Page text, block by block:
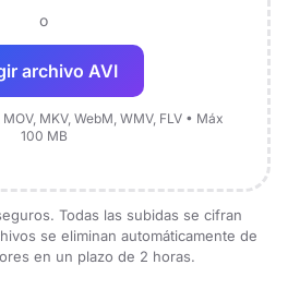
o
archivo AVI
MKV, WebM, WMV, FLV • Máx
100 MB
Todas las subidas se cifran
se eliminan automáticamente de
en un plazo de 2 horas.